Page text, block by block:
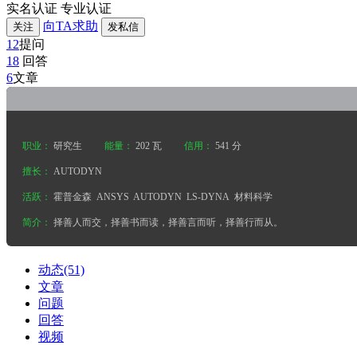
实名认证 专业认证
关注 向TA求助 发私信
12提问
18 回答
6文章
职业： 研究生 能量： 202 瓦 信用： 541 分
擅长： AUTODYN
活跃： 霍普金森 ANSYS AUTODYN LS-DYNA 材料科学
简介： 择善人而交，择善书而读，择善言而听，择善行而从。
动态(51)
文章
问题
回答
视频